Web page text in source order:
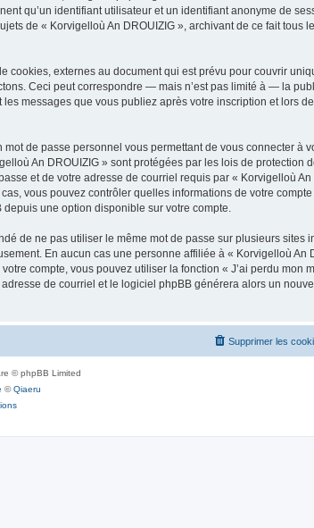
qu’un identifiant utilisateur et un identifiant anonyme de
de « Korvigelloù An DROUIZIG », archivant de ce fait tous
externes au document qui est prévu pour couvrir
Ceci peut correspondre — mais n’est pas limité à — la
messages que vous publiez après votre inscription et lors
de passe personnel vous permettant de vous connecter à
An DROUIZIG » sont protégées par les lois de protection
et de votre adresse de courriel requis par « Korvigelloù
vous pouvez contrôler quelles informations de votre
une option disponible sur votre compte.
de ne pas utiliser le même mot de passe sur plusieurs sites
En aucun cas une personne affiliée à « Korvigelloù An
compte, vous pouvez utiliser la fonction « J’ai perdu mon
de courriel et le logiciel phpBB générera alors un
Supprimer les
© phpBB Limited
©Qiaeru